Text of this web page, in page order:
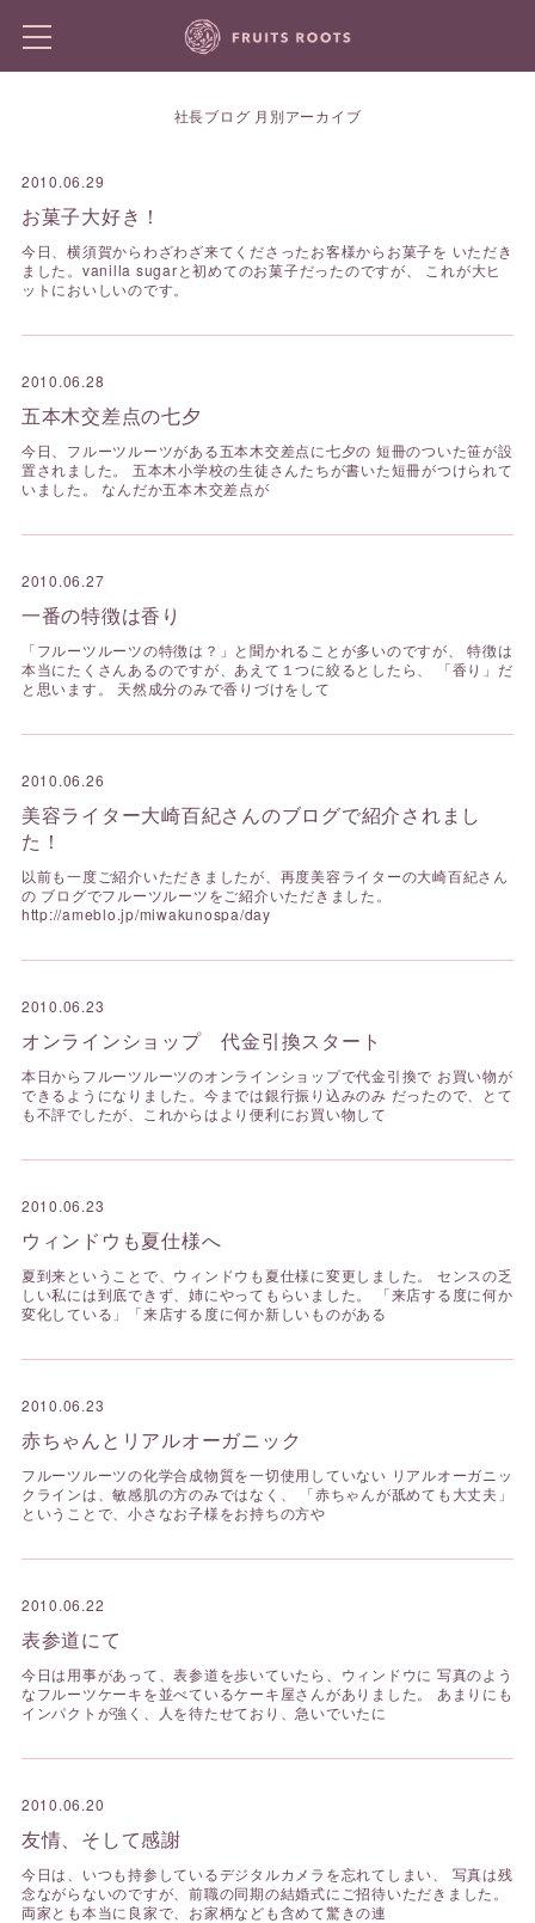
社長ブログ 月別アーカイブ
2010.06.29
お菓子大好き！
今日、横須賀からわざわざ来てくださったお客様からお菓子を いただき
ました。vanilla sugarと初めてのお菓子だったのですが、 これが大ヒ
ットにおいしいのです。
2010.06.28
五本木交差点の七夕
今日、フルーツルーツがある五本木交差点に七夕の 短冊のついた笹が設
置されました。 五本木小学校の生徒さんたちが書いた短冊がつけられて
いました。 なんだか五本木交差点が
2010.06.27
一番の特徴は香り
「フルーツルーツの特徴は？」と聞かれることが多いのですが、 特徴は
本当にたくさんあるのですが、あえて１つに絞るとしたら、 「香り」だ
と思います。 天然成分のみで香りづけをして
2010.06.26
美容ライター大崎百紀さんのブログで紹介されまし
た！
以前も一度ご紹介いただきましたが、再度美容ライターの大崎百紀さん
の ブログでフルーツルーツをご紹介いただきました。
http://ameblo.jp/miwakunospa/day
2010.06.23
オンラインショップ 代金引換スタート
本日からフルーツルーツのオンラインショップで代金引換で お買い物が
できるようになりました。今までは銀行振り込みのみ だったので、とて
も不評でしたが、これからはより便利にお買い物して
2010.06.23
ウィンドウも夏仕様へ
夏到来ということで、ウィンドウも夏仕様に変更しました。 センスの乏
しい私には到底できず、姉にやってもらいました。 「来店する度に何か
変化している」「来店する度に何か新しいものがある
2010.06.23
赤ちゃんとリアルオーガニック
フルーツルーツの化学合成物質を一切使用していない リアルオーガニッ
クラインは、敏感肌の方のみではなく、 「赤ちゃんが舐めても大丈夫」
ということで、小さなお子様をお持ちの方や
2010.06.22
表参道にて
今日は用事があって、表参道を歩いていたら、ウィンドウに 写真のよう
なフルーツケーキを並べているケーキ屋さんがありました。 あまりにも
インパクトが強く、人を待たせており、急いでいたに
2010.06.20
友情、そして感謝
今日は、いつも持参しているデジタルカメラを忘れてしまい、 写真は残
念ながらないのですが、前職の同期の結婚式にご招待いただきました。
両家とも本当に良家で、お家柄なども含めて驚きの連